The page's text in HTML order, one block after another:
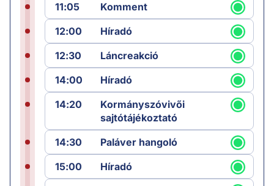
11:05
Komment
12:00
Híradó
12:30
Láncreakció
14:00
Híradó
14:20
Kormányszóvivői
sajtótájékoztató
14:30
Paláver hangoló
15:00
Híradó